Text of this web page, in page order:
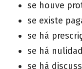
se houve
se existe
se há
se há
se há